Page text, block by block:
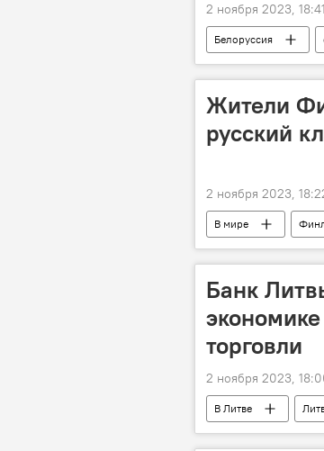
2 ноября 2023, 18:41
Белоруссия
Жители
русский
2 ноября 2023,
В мире
Банк
торговли
2 ноября 2023,
В Литве